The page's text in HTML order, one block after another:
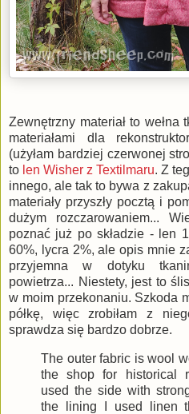
Zewnętrzny materiał to
materiałami dla
(użyłam bardziej czerwonej
to len Wisher z Textilmaru. Z
innego, ale tak to bywa z
materiały przyszły pocztą i
dużym rozczarowaniem...
poznać już po składzie - len
60%, lycra 2%, ale opis mnie
przyjemna w dotyku
powietrza... Niestety, jest to
w moim przekonaniu. Szkoda
półkę, więc zrobiłam z
sprawdza się bardzo dobrze.
The outer fabric is wool
the shop for historical
used the side with
the lining I used linen